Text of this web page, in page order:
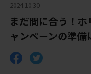
2024.10.30
まだ間に合う！
ャンペーンの準備